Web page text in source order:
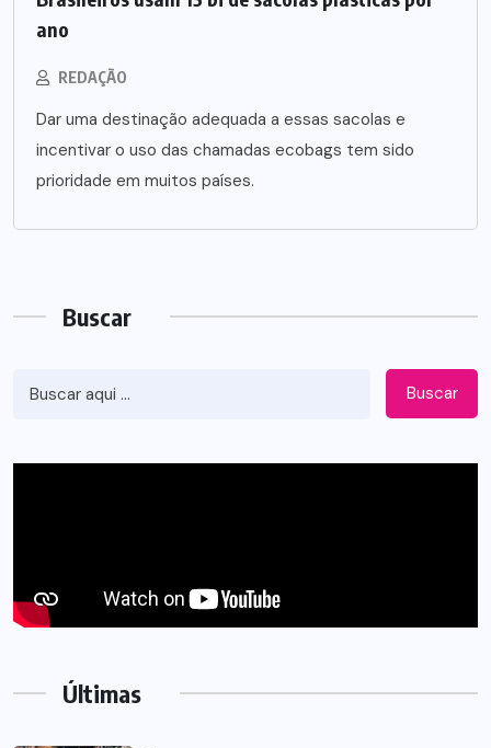
ano
REDAÇÃO
Dar uma destinação adequada a essas sacolas e
incentivar o uso das chamadas ecobags tem sido
prioridade em muitos países.
Buscar
Buscar
Últimas